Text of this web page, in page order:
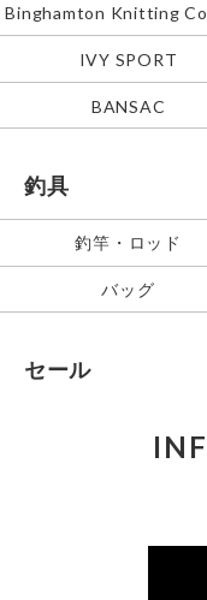
IVY SPORT
BANSAC
釣具
釣竿・ロッド
バッグ
セール